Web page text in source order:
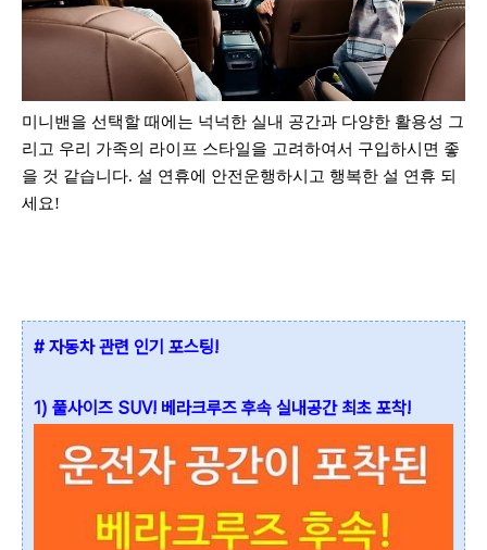
미니밴을 선택할 때에는 넉넉한 실내 공간과 다양한 활용성 그
리고 우리 가족의 라이프 스타일을 고려하여서 구입하시면 좋
을 것 같습니다. 설 연휴에 안전운행하시고 행복한 설 연휴 되
세요!
# 자동차 관련 인기 포스팅!
1) 풀사이즈 SUV! 베라크루즈 후속 실내공간 최초 포착!